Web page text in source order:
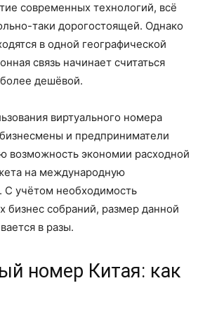
современных технологий, всё
таки дорогостоящей. Однако
в одной географической
связь начинает считаться
дешёвой.
виртуального номера
и предприниматели
возможность экономии расходной
на международную
С учётом необходимость
бизнес собраний, размер данной
в разы.
номер Китая: как